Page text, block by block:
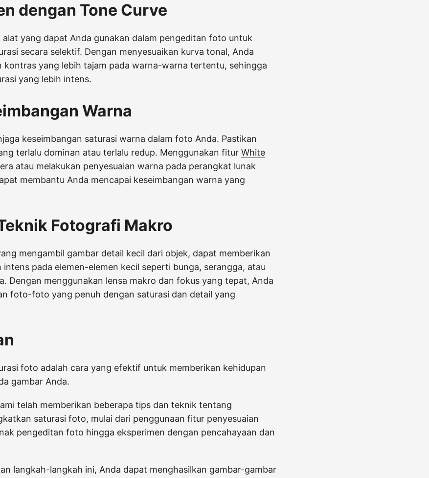
dengan Tone Curve
alat yang dapat Anda gunakan dalam pengeditan foto untuk
secara selektif. Dengan menyesuaikan kurva tonal, Anda
kontras yang lebih tajam pada warna-warna tertentu, sehingga
yang lebih intens.
Warna
keseimbangan saturasi warna dalam foto Anda. Pastikan
terlalu dominan atau terlalu redup. Menggunakan fitur White
atau melakukan penyesuaian warna pada perangkat lunak
membantu Anda mencapai keseimbangan warna yang
Fotografi Makro
mengambil gambar detail kecil dari objek, dapat memberikan
intens pada elemen-elemen kecil seperti bunga, serangga, atau
Dengan menggunakan lensa makro dan fokus yang tepat, Anda
foto-foto yang penuh dengan saturasi dan detail yang
foto adalah cara yang efektif untuk memberikan kehidupan
gambar Anda.
telah memberikan beberapa tips dan teknik tentang
saturasi foto, mulai dari penggunaan fitur penyesuaian
pengeditan foto hingga eksperimen dengan pencahayaan dan
langkah-langkah ini, Anda dapat menghasilkan gambar-gambar